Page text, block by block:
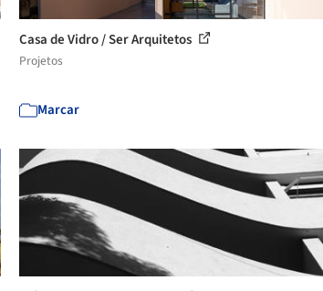
Casa de Vidro / Ser Arquitetos
Projetos
Marcar